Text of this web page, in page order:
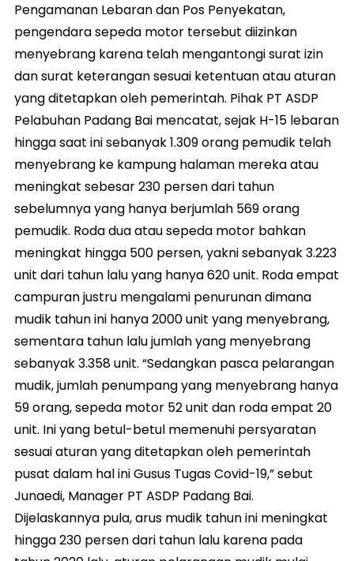
Pengamanan Lebaran dan Pos Penyekatan,
pengendara sepeda motor tersebut diizinkan
menyebrang karena telah mengantongi surat izin
dan surat keterangan sesuai ketentuan atau aturan
yang ditetapkan oleh pemerintah. Pihak PT ASDP
Pelabuhan Padang Bai mencatat, sejak H-15 lebaran
hingga saat ini sebanyak 1.309 orang pemudik telah
menyebrang ke kampung halaman mereka atau
meningkat sebesar 230 persen dari tahun
sebelumnya yang hanya berjumlah 569 orang
pemudik. Roda dua atau sepeda motor bahkan
meningkat hingga 500 persen, yakni sebanyak 3.223
unit dari tahun lalu yang hanya 620 unit. Roda empat
campuran justru mengalami penurunan dimana
mudik tahun ini hanya 2000 unit yang menyebrang,
sementara tahun lalu jumlah yang menyebrang
sebanyak 3.358 unit. “Sedangkan pasca pelarangan
mudik, jumlah penumpang yang menyebrang hanya
59 orang, sepeda motor 52 unit dan roda empat 20
unit. Ini yang betul-betul memenuhi persyaratan
sesuai aturan yang ditetapkan oleh pemerintah
pusat dalam hal ini Gusus Tugas Covid-19,” sebut
Junaedi, Manager PT ASDP Padang Bai.
Dijelaskannya pula, arus mudik tahun ini meningkat
hingga 230 persen dari tahun lalu karena pada